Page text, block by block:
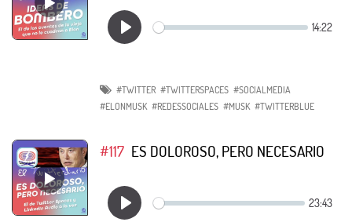
#TWITTER #TWITTERSPACES #SOCIALMEDIA
#ELONMUSK #REDESSOCIALES #MUSK #TWITTERBLUE
#117 ES DOLOROSO, PERO NECESARIO